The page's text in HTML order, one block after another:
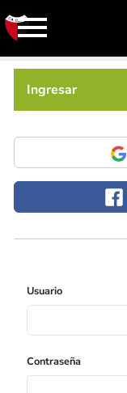
Ingresar
Usuario
Contraseña